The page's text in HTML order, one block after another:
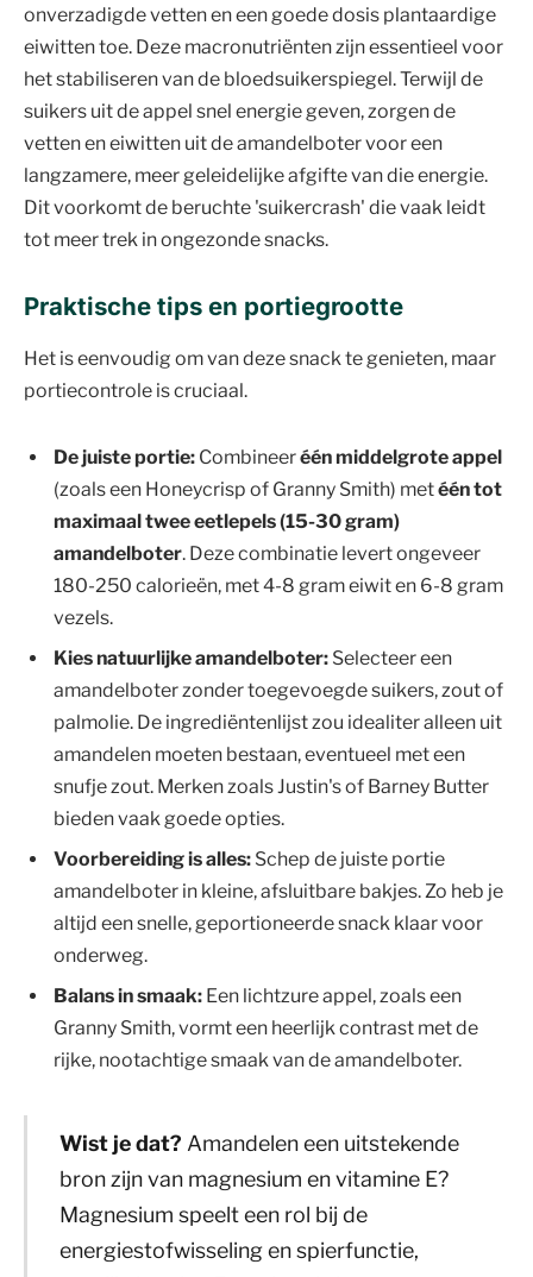
onverzadigde vetten en een goede dosis plantaardige
eiwitten toe. Deze macronutriënten zijn essentieel voor
het stabiliseren van de bloedsuikerspiegel. Terwijl de
suikers uit de appel snel energie geven, zorgen de
vetten en eiwitten uit de amandelboter voor een
langzamere, meer geleidelijke afgifte van die energie.
Dit voorkomt de beruchte 'suikercrash' die vaak leidt
tot meer trek in ongezonde snacks.
Praktische tips en portiegrootte
Het is eenvoudig om van deze snack te genieten, maar
portiecontrole is cruciaal.
De juiste portie: Combineeréén middelgrote appel
(zoals een Honeycrisp of Granny Smith) metéén tot
maximaal twee eetlepels (15-30 gram)
amandelboter. Deze combinatie levert ongeveer
180-250 calorieën, met 4-8 gram eiwit en 6-8 gram
vezels.
Kies natuurlijke amandelboter: Selecteer een
amandelboter zonder toegevoegde suikers, zout of
palmolie. De ingrediëntenlijst zou idealiter alleen uit
amandelen moeten bestaan, eventueel met een
snufje zout. Merken zoals Justin's of Barney Butter
bieden vaak goede opties.
Voorbereiding is alles: Schep de juiste portie
amandelboter in kleine, afsluitbare bakjes. Zo heb je
altijd een snelle, geportioneerde snack klaar voor
onderweg.
Balans in smaak: Een lichtzure appel, zoals een
Granny Smith, vormt een heerlijk contrast met de
rijke, nootachtige smaak van de amandelboter.
Wist je dat? Amandelen een uitstekende
bron zijn van magnesium en vitamine E?
Magnesium speelt een rol bij de
energiestofwisseling en spierfunctie,